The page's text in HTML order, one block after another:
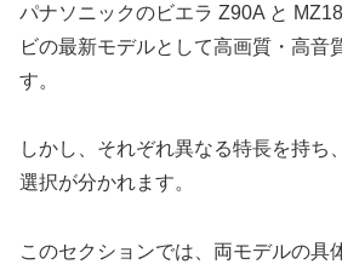
パナソニックのビエラ Z90A と
ビの最新モデルとして高画質・高音
す。
しかし、それぞれ異なる特長を持ち
選択が分かれます。
このセクションでは、両モデルの具